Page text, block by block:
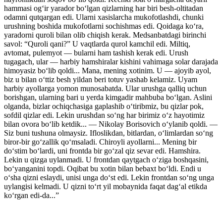
hammasi og‘ir yarador bo‘lgan qizlarning har biri besh-oltitadan
odamni qutqargan edi. Ularni xasislarcha mukofotlashdi, chunki
urushning boshida mukofotlarni sochishmas edi. Qoidaga ko‘ra,
yaradorni quroli bilan olib chiqish kerak. Medsanbatdagi birinchi
savol: “Quroli qani?” U vaqtlarda qurol kamchil edi. Miltiq,
avtomat, pulemyot — bularni ham tashish kerak edi. Urush
tugagach, ular — harbiy hamshiralar kishini vahimaga solar darajada
himoyasiz bo‘lib qoldi... Mana, mening xotinim. U — ajoyib ayol,
biz u bilan o‘ttiz besh yildan beri totuv yashab kelamiz. Uyam
harbiy ayollarga yomon munosabatda. Ular urushga qalliq uchun
borishgan, ularning bari u yerda kimgadir mahbuba bo‘lgan. Aslini
olganda, bizlar ochiqchasiga gaplashib o‘tiribmiz, bu qizlar pok,
sofdil qizlar edi. Lekin urushdan so‘ng har birimiz o‘z hayotimiz
bilan ovora bo‘lib ketdik... — Nikolay Borisovich o‘ylanib qoldi. —
Siz buni tushuna olmaysiz. Ifloslikdan, bitlardan, o‘limlardan so‘ng
biror-bir go‘zallik qo‘msaladi. Chiroyli ayollarni... Mening bir
do‘stim bo‘lardi, uni frontda bir go‘zal qiz sevar edi. Hamshira.
Lekin u qizga uylanmadi. U frontdan qaytgach o‘ziga boshqasini,
bo‘yanganini topdi. Oqibat bu xotin bilan bebaxt bo‘ldi. Endi u
o‘sha qizni eslaydi, unisi unga do‘st edi. Lekin frontdan so‘ng unga
uylangisi kelmadi. U qizni to‘rt yil mobaynida faqat dag‘al etikda
ko‘rgan edi-da...”